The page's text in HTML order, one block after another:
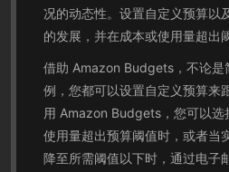
况的动态性。设置自定义预算以
的发展，并在成本或使用量超出
借助 Amazon Budgets，不论是
例，您都可以设置自定义预算来
用 Amazon Budgets，您可以选
使用量超出预算阈值时，或者当
降至所需阈值以下时，通过电子